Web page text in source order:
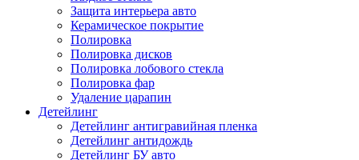
Защита интерьера авто
Керамическое покрытие
Полировка
Полировка дисков
Полировка лобового стекла
Полировка фар
Удаление царапин
Детейлинг
Детейлинг антигравийная пленка
Детейлинг антидождь
Детейлинг БУ авто